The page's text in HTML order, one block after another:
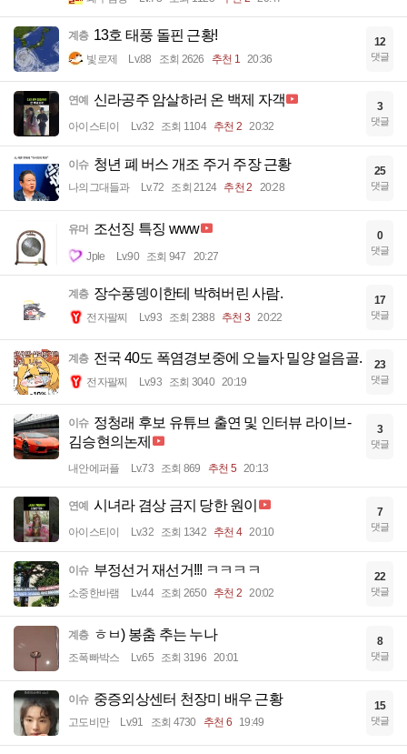
계층 13호 태풍 돌핀 근황!
빛로제 Lv.88 조회 2626 추천 1 20:36
12
댓글
연예 신라공주 암살하러 온 백제 자객
아이스티이 Lv.32 조회 1104 추천 2 20:32
3
댓글
이슈 청년 폐 버스 개조 주거 주장 근황
나의그대들과 Lv.72 조회 2124 추천 2 20:28
25
댓글
유머 조선징 특징 www
Jple Lv.90 조회 947 20:27
0
댓글
계층 장수풍뎅이한테 박혀버린 사람.
전자팔찌 Lv.93 조회 2388 추천 3 20:22
17
댓글
계층 전국 40도 폭염경보중에 오늘자 밀양 얼음골.
전자팔찌 Lv.93 조회 3040 20:19
23
댓글
이슈 정청래 후보 유튜브 출연 및 인터뷰 라이브-
김승현의논제
내안에퍼플 Lv.73 조회 869 추천 5 20:13
3
댓글
연예 시녀라 겸상 금지 당한 원이
아이스티이 Lv.32 조회 1342 추천 4 20:10
7
댓글
이슈 부정선거 재선거!!! ㅋㅋㅋㅋ
소중한바램 Lv.44 조회 2650 추천 2 20:02
22
댓글
계층 ㅎㅂ) 봉춤 추는 누나
조폭빠박스 Lv.65 조회 3196 20:01
8
댓글
이슈 중증외상센터 천장미 배우 근황
고도비만 Lv.91 조회 4730 추천 6 19:49
15
댓글